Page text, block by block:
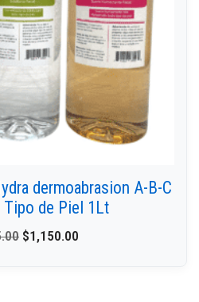
dermoabrasion A-B-C
Tipo de Piel 1Lt
$1,150.00